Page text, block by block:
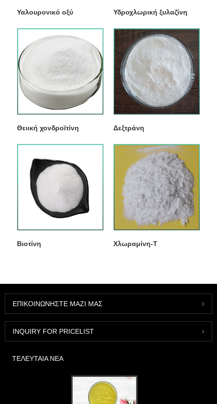
Υαλουρονικό οξύ Υδροχλωρική ξυλαζίνη
Θειική χονδροϊτίνη Δεξτράνη
Βιοτίνη Χλωραμίνη-Τ
ΕΠΙΚΟΙΝΩΝΉΣΤΕ ΜΑΖΊ ΜΑΣ
INQUIRY FOR PRICELIST
ΤΕΛΕΥΤΑΊΑ ΝΈΑ